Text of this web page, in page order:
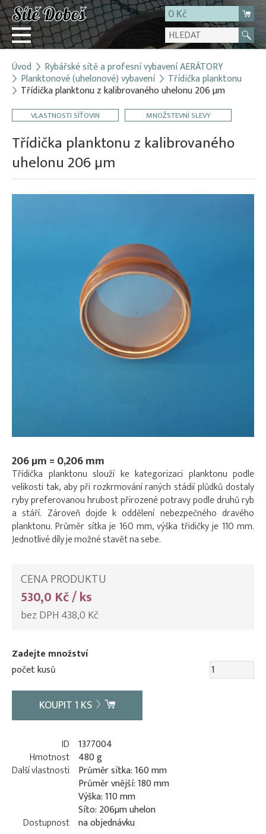
0 Kč
Přihlásit
Registrace
E-shop
O firmě
Kontakt
Úvod Rybářské sítě a profesní vybavení AERÁTORY
Planktonové (uhelonové) vybavení Třídička planktonu
Třídička planktonu z kalibrovaného uhelonu 206 µm
VLASTNOSTI SÍŤOVIN MNOŽSTEVNÍ SLEVY
Třídička planktonu z kalibrovaného
uhelonu 206 µm
206 µm = 0,206 mm
Třídička planktonu slouží ke kategorizaci planktonu podle
velikosti tak, aby při rozkrmování raných stádií plůdků dostaly
ryby preferovanou hrubost přirozené potravy podle druhů ryb
a stáří. Zároveň dojde k oddělení nebezpečného dravého
planktonu. Průměr sítka je 160 mm, výška třidičky je 110 mm.
Jednotlivé díly je možné stavět na sebe.
CENA PRODUKTU
530,0 Kč / ks
bez DPH 438,0 Kč
Zadejte množství
počet kusů
KOUPIT1 KS
ID 1377004
Hmotnost 480 g
Další vlastnosti
Průměr sítka: 160 mm
Průměr vnější: 180 mm
Výška: 110 mm
Síto: 206µm uhelon
Dostupnost na objednávku